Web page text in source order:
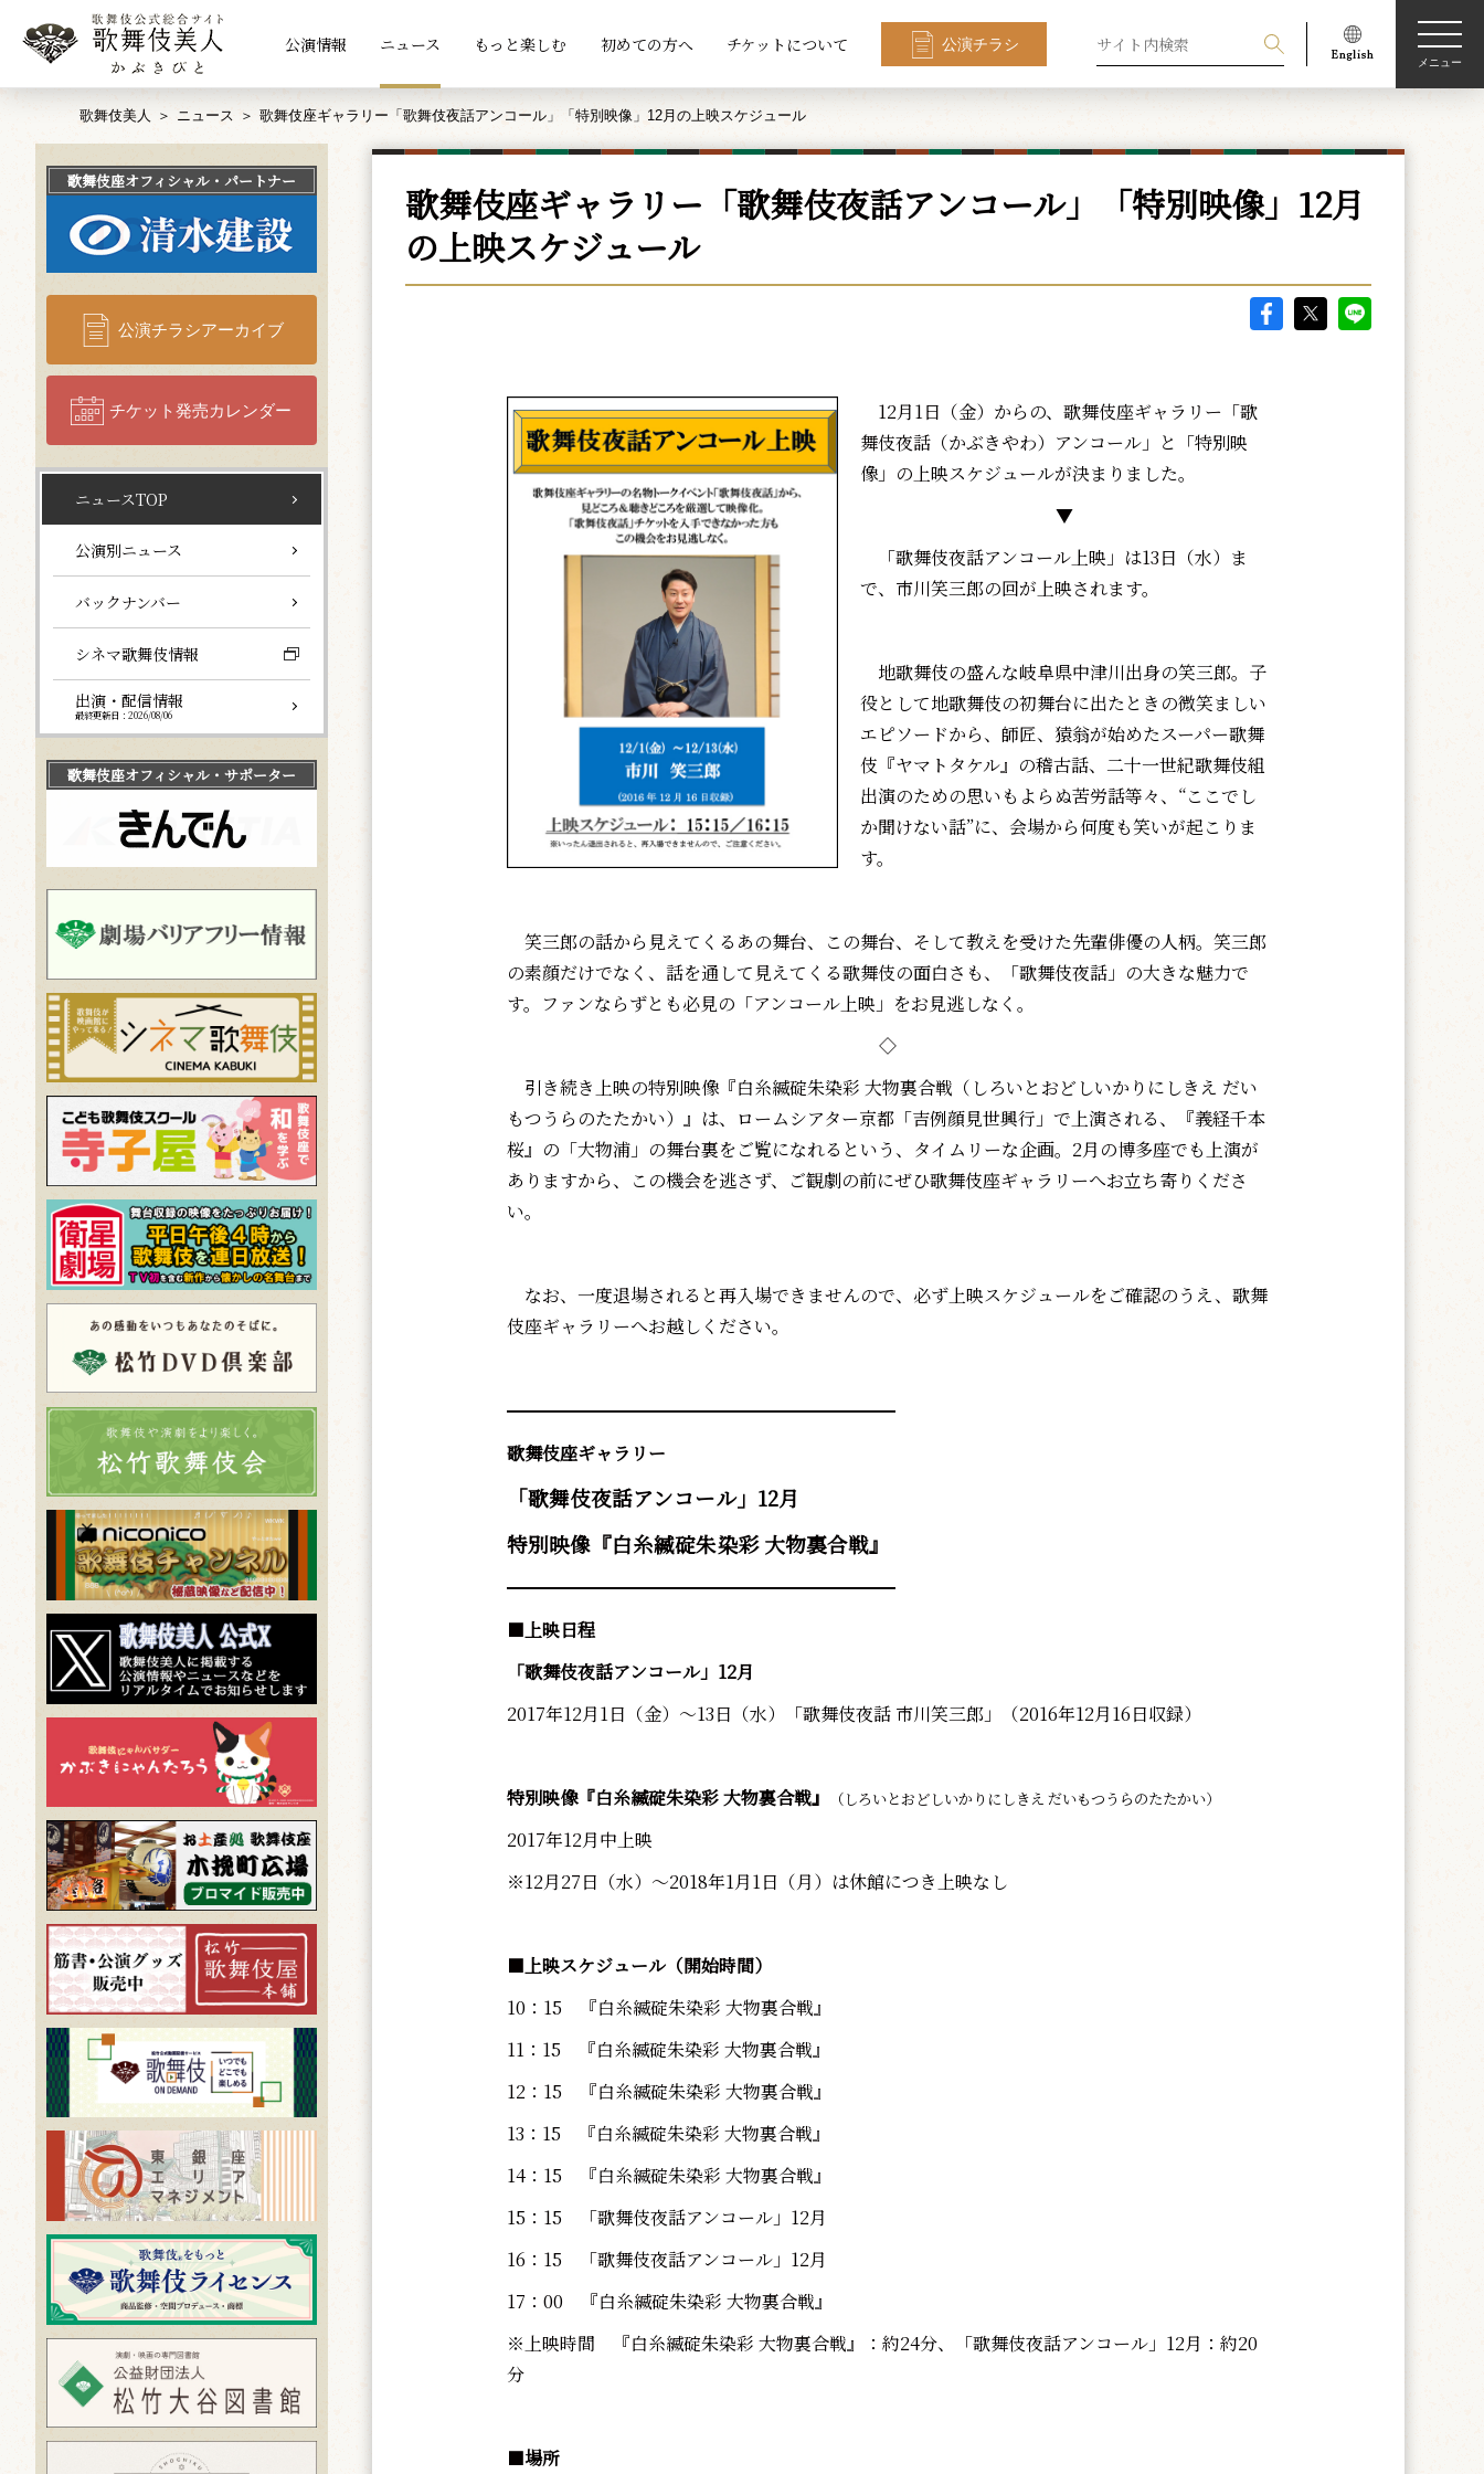
公演情報 ニュース もっと楽しむ 初めての方へ チケットについて 公演チラシ
メニュー
歌舞伎美人 ニュース 歌舞伎座ギャラリー「歌舞伎夜話アンコール」「特別映像」12月の上映スケジュール
歌舞伎座ギャラリー「歌舞伎夜話アンコール」「特別映像」12月
の上映スケジュール
12月1日（金）からの、歌舞伎座ギャラリー「歌
舞伎夜話（かぶきやわ）アンコール」と「特別映
像」の上映スケジュールが決まりました。
▼
「歌舞伎夜話アンコール上映」は13日（水）ま
で、市川笑三郎の回が上映されます。
地歌舞伎の盛んな岐阜県中津川出身の笑三郎。子
役として地歌舞伎の初舞台に出たときの微笑ましい
エピソードから、師匠、猿翁が始めたスーパー歌舞
伎『ヤマトタケル』の稽古話、二十一世紀歌舞伎組
出演のための思いもよらぬ苦労話等々、“ここでし
か聞けない話”に、会場から何度も笑いが起こりま
す。
笑三郎の話から見えてくるあの舞台、この舞台、そして教えを受けた先輩俳優の人柄。笑三郎
の素顔だけでなく、話を通して見えてくる歌舞伎の面白さも、「歌舞伎夜話」の大きな魅力で
す。ファンならずとも必見の「アンコール上映」をお見逃しなく。
◇
引き続き上映の特別映像『白糸縅碇朱染彩 大物裏合戦（しろいとおどしいかりにしきえ だい
もつうらのたたかい）』は、ロームシアター京都「吉例顔見世興行」で上演される、『義経千本
桜』の「大物浦」の舞台裏をご覧になれるという、タイムリーな企画。2月の博多座でも上演が
ありますから、この機会を逃さず、ご観劇の前にぜひ歌舞伎座ギャラリーへお立ち寄りくださ
い。
なお、一度退場されると再入場できませんので、必ず上映スケジュールをご確認のうえ、歌舞
伎座ギャラリーへお越しください。
━━━━━━━━━━━━━━━━━━━━━━
歌舞伎座ギャラリー
「歌舞伎夜話アンコール」12月
特別映像『白糸縅碇朱染彩 大物裏合戦』
━━━━━━━━━━━━━━━━━━━━━━
■上映日程
「歌舞伎夜話アンコール」12月
2017年12月1日（金）～13日（水）「歌舞伎夜話 市川笑三郎」（2016年12月16日収録）
特別映像『白糸縅碇朱染彩 大物裏合戦』 （しろいとおどしいかりにしきえ だいもつうらのたたかい）
2017年12月中上映
※12月27日（水）～2018年1月1日（月）は休館につき上映なし
■上映スケジュール（開始時間）
10：15 『白糸縅碇朱染彩 大物裏合戦』
11：15 『白糸縅碇朱染彩 大物裏合戦』
12：15 『白糸縅碇朱染彩 大物裏合戦』
13：15 『白糸縅碇朱染彩 大物裏合戦』
14：15 『白糸縅碇朱染彩 大物裏合戦』
15：15 「歌舞伎夜話アンコール」12月
16：15 「歌舞伎夜話アンコール」12月
17：00 『白糸縅碇朱染彩 大物裏合戦』
※上映時間 『白糸縅碇朱染彩 大物裏合戦』：約24分、「歌舞伎夜話アンコール」12月：約20
分
■場所
歌舞伎座オフィシャル・パートナー
公演チラシアーカイブ
チケット発売カレンダー
ニュースTOP
公演別ニュース
バックナンバー
シネマ歌舞伎情報
出演・配信情報
最終更新日：2026/08/06
歌舞伎座オフィシャル・サポーター